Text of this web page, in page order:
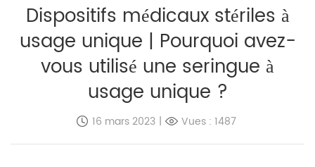
Dispositifs médicaux stériles à
usage unique | Pourquoi avez-
vous utilisé une seringue à
usage unique ?
16 mars 2023 | Vues : 1487